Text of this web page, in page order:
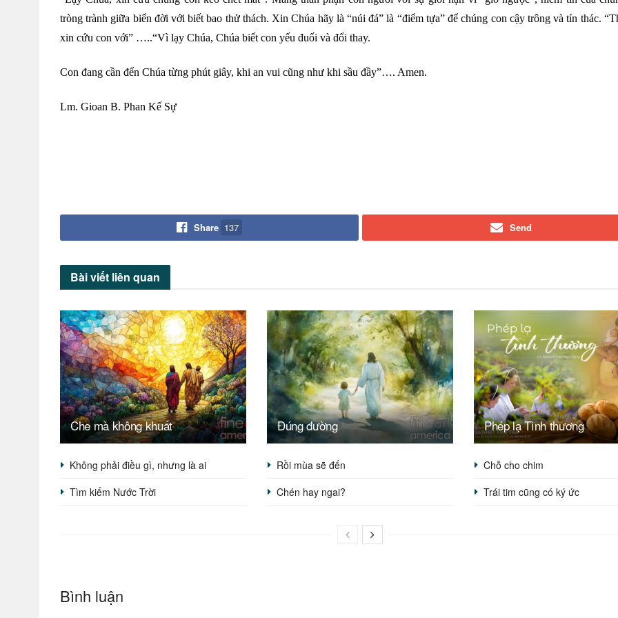
tròng trành giữa biển đời với biết bao thử thách. Xin Chúa hãy là “núi đá” là “điểm tựa” để chúng con cậy trông và tín thác.
xin cứu con với” …..“Vì lạy Chúa, Chúa biết con yếu đuối và đổi thay.
Con đang cần đến Chúa từng phút giây, khi an vui cũng như khi sầu đầy”…. Amen.
Lm. Gioan B. Phan Kế Sự
Share 137 Send
Bài viết liên quan
Che mà không khuất Đúng đường Phép lạ Tình thương
Không phải điều gì, nhưng là ai Rồi mùa sẽ đến
Chỗ cho chim
Tìm kiếm Nước Trời
Chén hay ngai? Trái tim cũng có ký ức
Bình luận